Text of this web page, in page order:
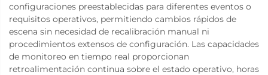
configuraciones preestablecidas para diferentes eventos o
requisitos operativos, permitiendo cambios rápidos de
escena sin necesidad de recalibración manual ni
procedimientos extensos de configuración. Las capacidades
de monitoreo en tiempo real proporcionan
retroalimentación continua sobre el estado operativo, horas